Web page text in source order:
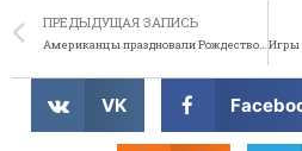
ПРЕДЫДУЩАЯ ЗАПИСЬ
Американцы праздновали Рождество в чужом доме
VK